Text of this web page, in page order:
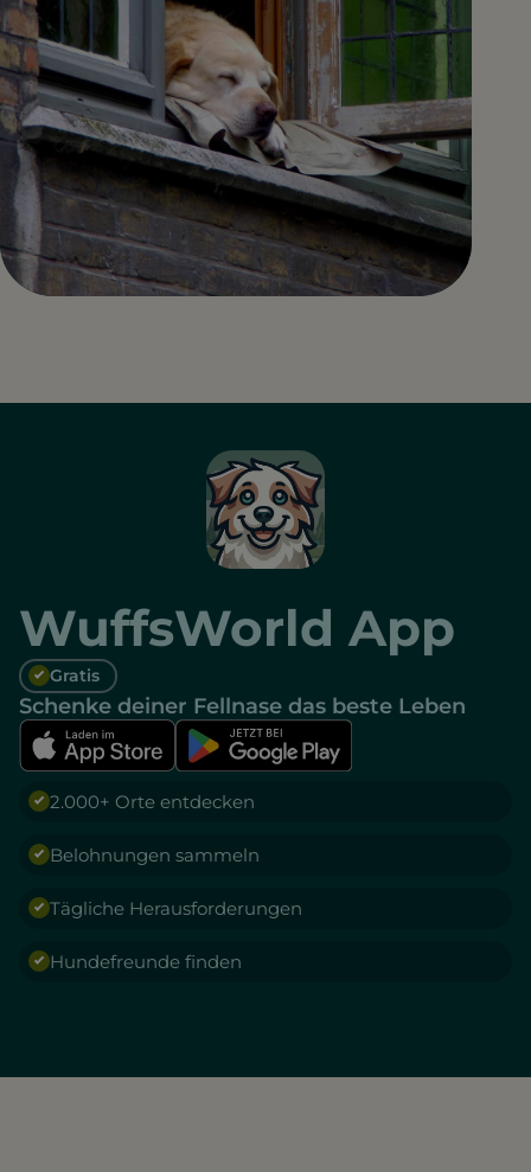
WuffsWorld App
Gratis
Schenke deiner Fellnase das beste Leben
2.000+ Orte entdecken
Belohnungen sammeln
Tägliche Herausforderungen
Hundefreunde finden